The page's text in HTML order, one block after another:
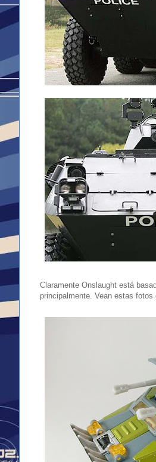
Claramente Onslaught está
principalmente. Vean estas fotos